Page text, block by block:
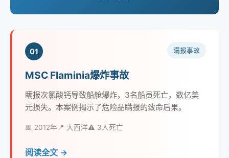
01 瞒报事故
MSC Flaminia爆炸事故
瞒报次氯酸钙导致船舱爆炸，3名船员死亡，数亿美
元损失。本案例揭示了危险品瞒报的致命后果。
📅 2012年 📍 大西洋⚠️ 3人死亡
阅读全文 →